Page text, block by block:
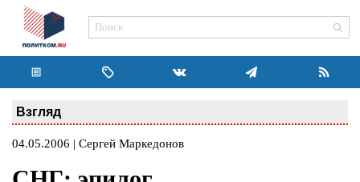
Взгляд
04.05.2006 | Сергей Маркедонов